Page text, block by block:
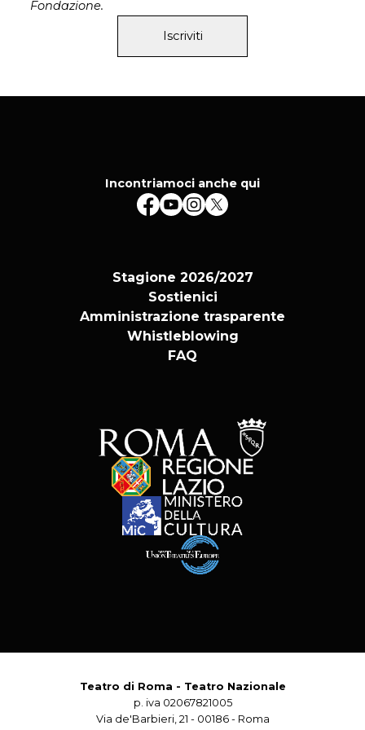
Compagnia Enfi Teatro
Fondazione.
Iscriviti
Incontriamoci anche qui
Stagione 2026/2027
Sostienici
Amministrazione trasparente
Whistleblowing
FAQ
Teatro di Roma - Teatro Nazionale
p. iva 02067821005
Via de'Barbieri, 21 - 00186 - Roma